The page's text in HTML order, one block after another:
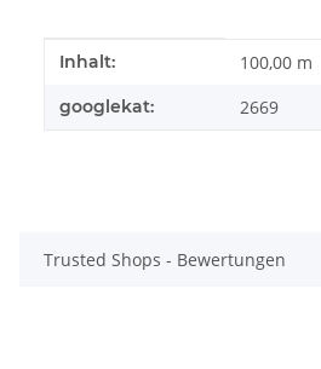
Produkteigenschaft
Wert
Inhalt: 100,00 m
googlekat: 2669
Trusted Shops - Bewertungen